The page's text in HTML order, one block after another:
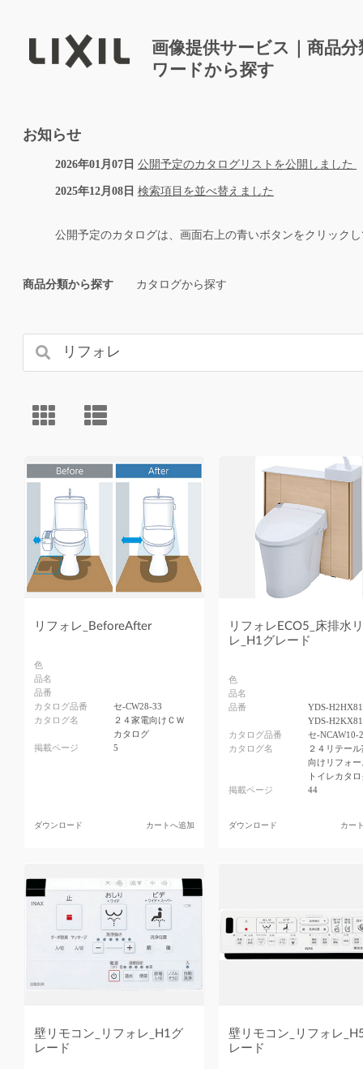
画像提供サービス｜商品分
ワードから探す
お知らせ
2026年01月07日 公開予定のカタログリストを公開しました
2025年12月08日 検索項目を並べ替えました
公開予定のカタログは、画面右上の青いボタンをクリック
商品分類から探す カタログから探す
リフォレ_BeforeAfter
色
品名
品番
カタログ品番
セ-CW28-33
カタログ名
２４家電向けＣＷ
カタログ
掲載ページ
5
ダウンロード カートへ追加
リフォレECO5_床排水
レ_H1グレード
色
品名
品番
YDS-
YDS-
カタログ品番
セ-NCAW10-
カタログ名
２４リテー
向けリフォ
トイレカタ
掲載ページ
44
ダウンロード カー
壁リモコン_リフォレ_H1グ
レード
壁リモコン_リフォレ
レード